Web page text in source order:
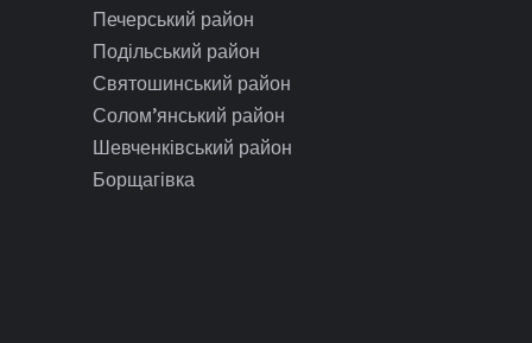
Печерський район
Подільський район
Святошинський район
Солом’янський район
Шевченківський район
Борщагівка